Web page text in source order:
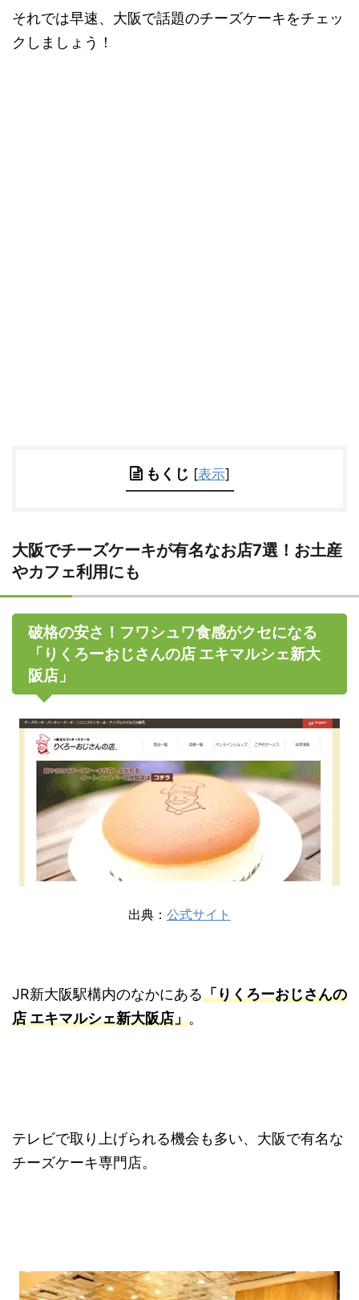
それでは早速、大阪で話題のチーズケーキをチェッ
クしましょう！
もくじ [表示]
大阪でチーズケーキが有名なお店7選！お土産
やカフェ利用にも
破格の安さ！フワシュワ食感がクセになる
「りくろーおじさんの店 エキマルシェ新大
阪店」
出典： 公式サイト
JR新大阪駅構内のなかにある「りくろーおじさんの
店 エキマルシェ新大阪店」。
テレビで取り上げられる機会も多い、大阪で有名な
チーズケーキ専門店。